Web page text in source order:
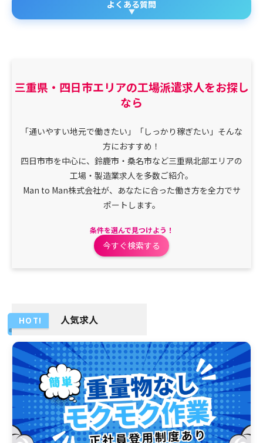
よくある質問
三重県・四日市エリアの工場派遣求人をお探し
なら
「通いやすい地元で働きたい」「しっかり稼ぎたい」そんな
方におすすめ！
四日市市を中心に、鈴鹿市・桑名市など三重県北部エリアの
工場・製造業求人を多数ご紹介。
Man to Man株式会社が、あなたに合った働き方を全力でサ
ポートします。
条件を選んで見つけよう！
今すぐ検索する
HOT! 人気求人